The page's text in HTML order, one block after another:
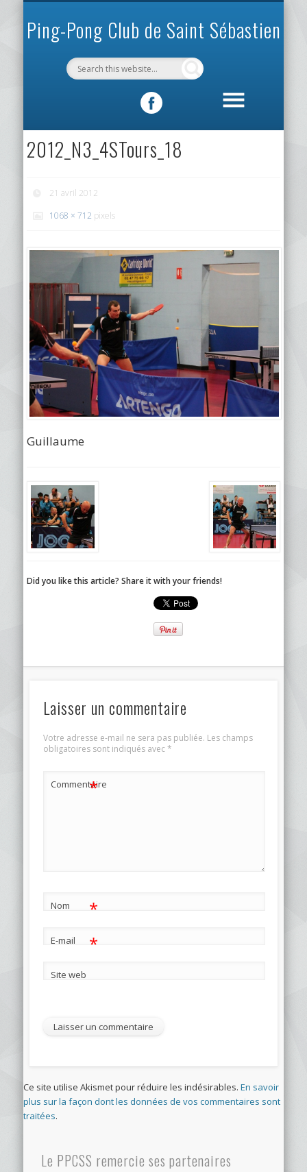
Ping-Pong Club de Saint Sébastien
2012_N3_4STours_18
21 avril 2012
1068 × 712 pixels
Guillaume
Did you like this article? Share it with your friends!
Laisser un commentaire
Votre adresse e-mail ne sera pas publiée. Les champs
obligatoires sont indiqués avec*
Commentaire
*
Nom *
E-mail *
Site web
Ce site utilise Akismet pour réduire les indésirables. En savoir
plus sur la façon dont les données de vos commentaires sont
traitées.
Le PPCSS remercie ses partenaires